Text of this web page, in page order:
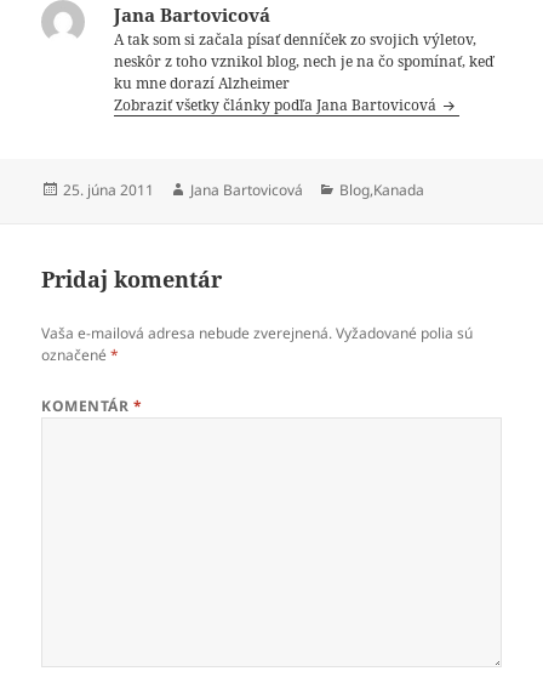
Jana Bartovicová
A tak som si začala písať denníček zo svojich výletov,
neskôr z toho vznikol blog, nech je na čo spomínať, keď
ku mne dorazí Alzheimer
Zobraziť všetky články podľa Jana Bartovicová
Publikované
25. júna 2011 Autor
Jana Bartovicová Kategórie
Blog,Kanada
Pridaj komentár
Vaša e-mailová adresa nebude zverejnená. Vyžadované polia sú
označené*
KOMENTÁR *